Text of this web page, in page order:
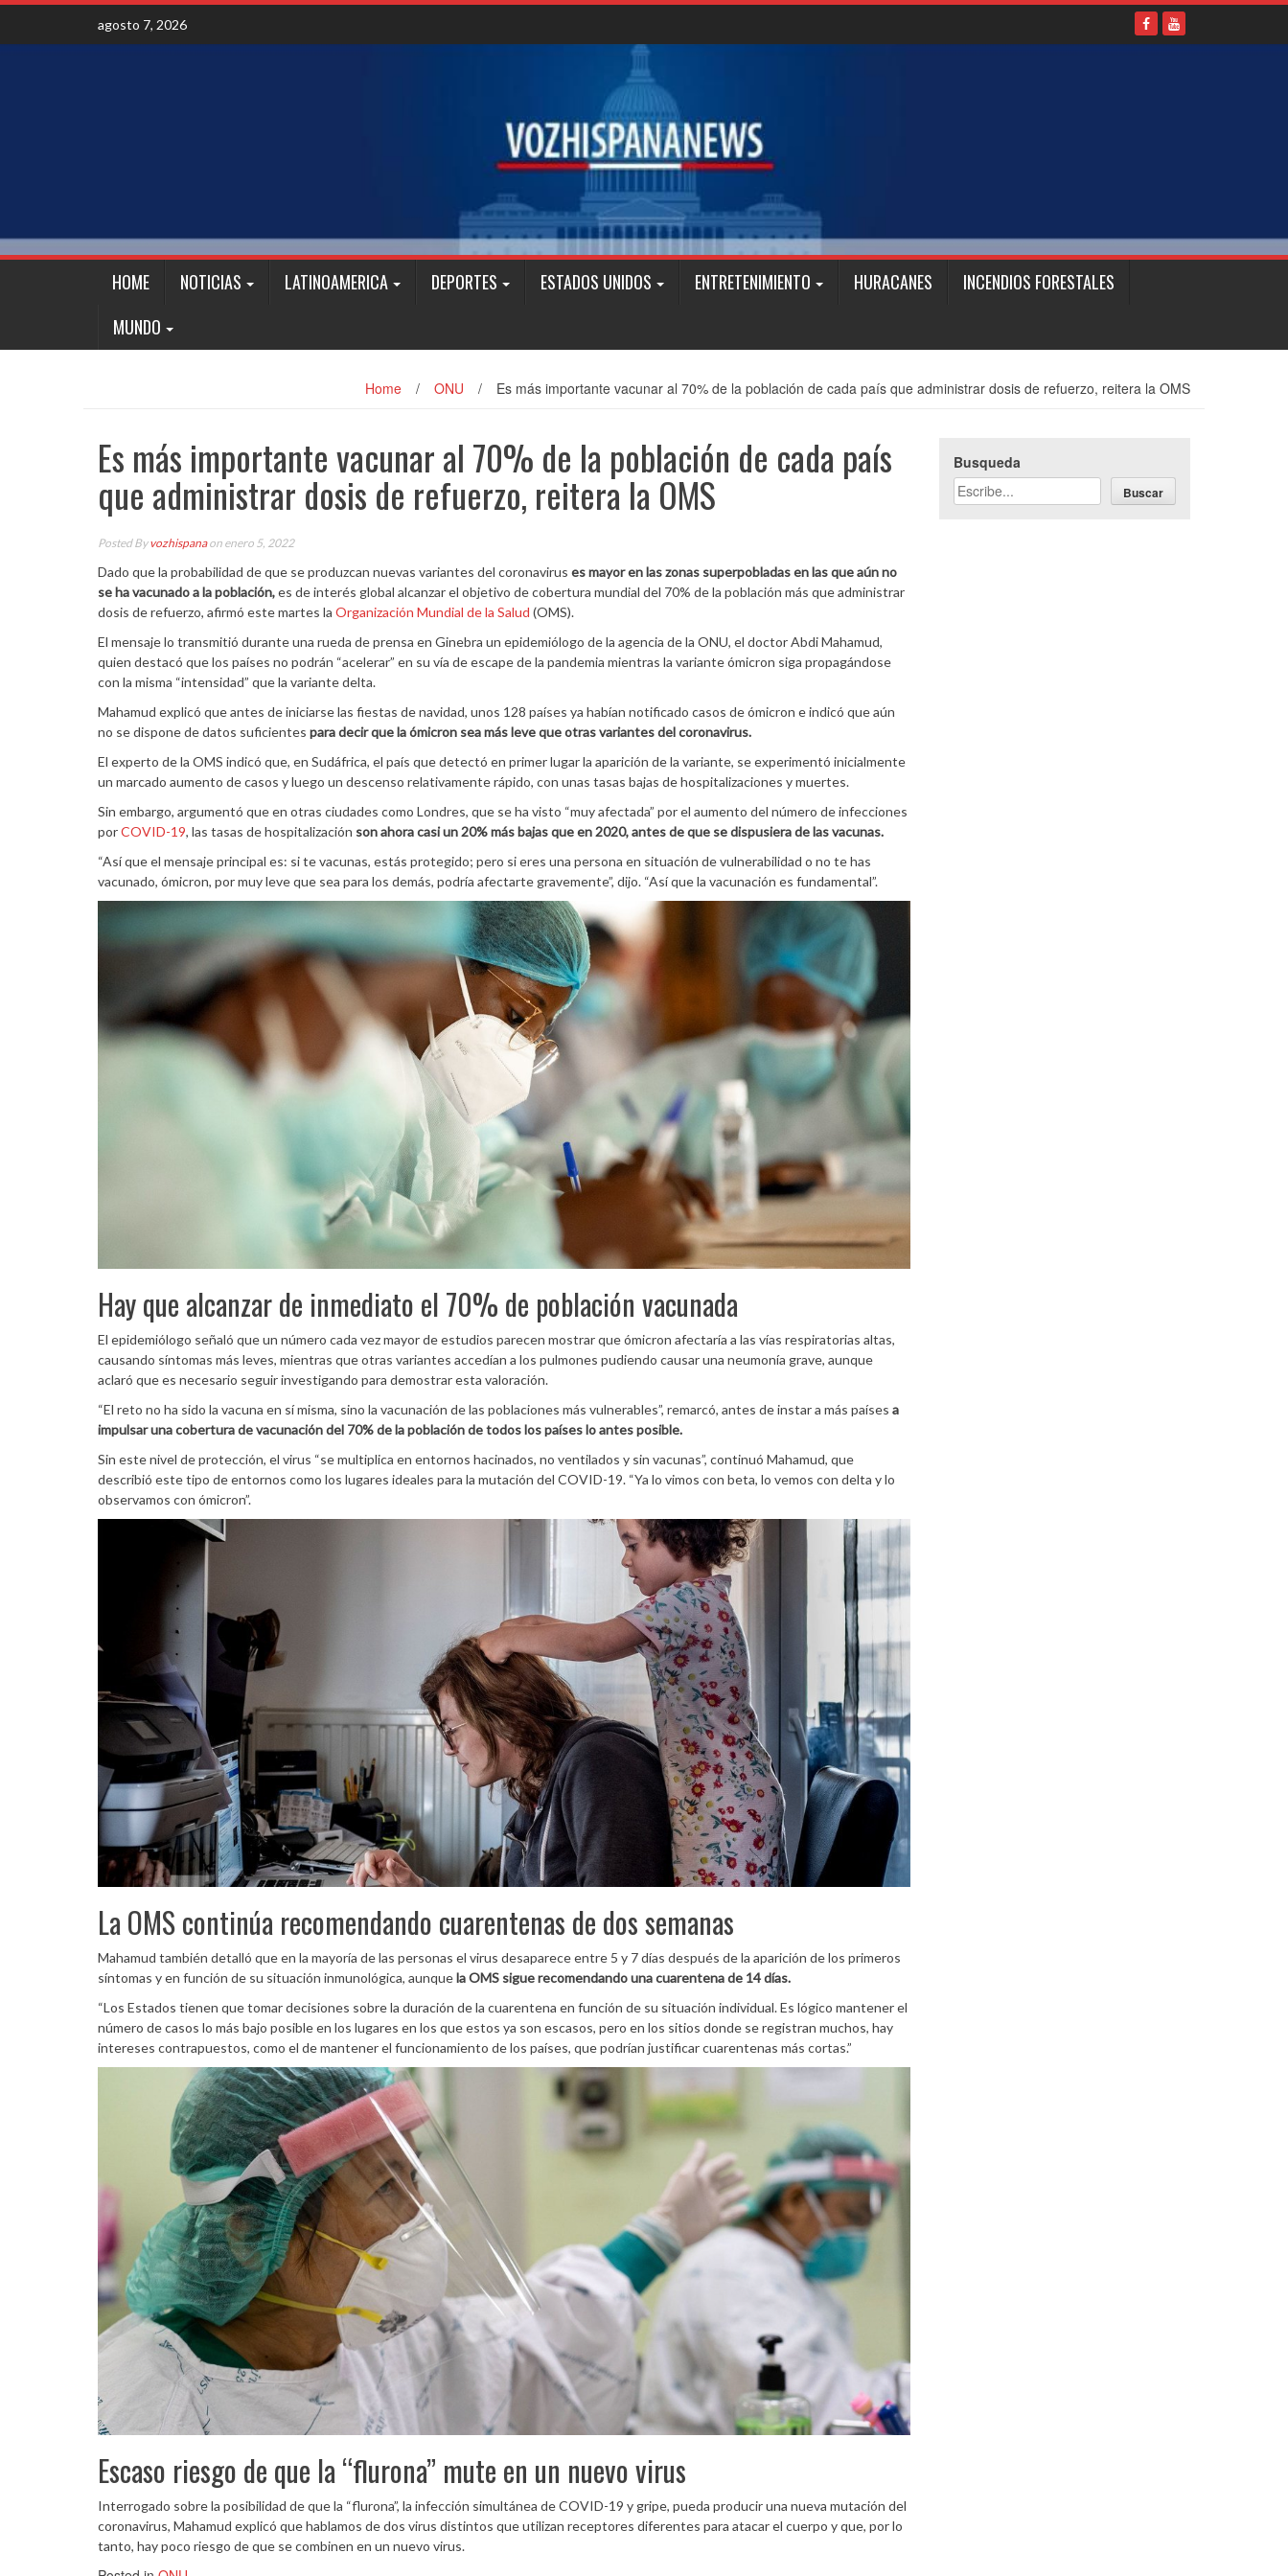
Skip
content
agosto 7, 2026
HOME NOTICIAS LATINOAMERICA DEPORTES ESTADOS UNIDOS ENTRETENIMIENTO HURACANES
INCENDIOS FORESTALES
MUNDO
Home / ONU / Es más importante vacunar al 70% de la población de cada país que administrar dosis de refuerzo, reitera la OMS
Es más importante vacunar al 70% de la población de cada país
que administrar dosis de refuerzo, reitera la OMS
Posted Byvozhispanaon enero 5, 2022
Dado que la probabilidad de que se produzcan nuevas variantes del coronavirus es mayor en las zonas superpobladas en las que aún no
se ha vacunado a la población,es de interés global alcanzar el objetivo de cobertura mundial del 70% de la población más que administrar
dosis de refuerzo, afirmó este martes la Organización Mundial de la Salud (OMS).
El mensaje lo transmitió durante una rueda de prensa en Ginebra un epidemiólogo de la agencia de la ONU, el doctor Abdi Mahamud,
quien destacó que los países no podrán “acelerar” en su vía de escape de la pandemia mientras la variante ómicron siga propagándose
con la misma “intensidad” que la variante delta.
Mahamud explicó que antes de iniciarse las fiestas de navidad, unos 128 países ya habían notificado casos de ómicron e indicó que aún
no se dispone de datos suficientes para decir que la ómicron sea más leve que otras variantes del coronavirus.
El experto de la OMS indicó que, en Sudáfrica, el país que detectó en primer lugar la aparición de la variante, se experimentó inicialmente
un marcado aumento de casos y luego un descenso relativamente rápido, con unas tasas bajas de hospitalizaciones y muertes.
Sin embargo, argumentó que en otras ciudades como Londres, que se ha visto “muy afectada” por el aumento del número de infecciones
porCOVID-19, las tasas de hospitalización son ahora casi un 20% más bajas que en 2020, antes de que se dispusiera de las vacunas.
“Así que el mensaje principal es: si te vacunas, estás protegido; pero si eres una persona en situación de vulnerabilidad o no te has
vacunado, ómicron, por muy leve que sea para los demás, podría afectarte gravemente”, dijo. “Así que la vacunación es fundamental”.
Hay que alcanzar de inmediato el 70% de población vacunada
El epidemiólogo señaló que un número cada vez mayor de estudios parecen mostrar que ómicron afectaría a las vías respiratorias altas,
causando síntomas más leves, mientras que otras variantes accedían a los pulmones pudiendo causar una neumonía grave, aunque
aclaró que es necesario seguir investigando para demostrar esta valoración.
“El reto no ha sido la vacuna en sí misma, sino la vacunación de las poblaciones más vulnerables”, remarcó, antes de instar a más países a
impulsar una cobertura de vacunación del 70% de la población de todos los países lo antes posible.
Sin este nivel de protección, el virus “se multiplica en entornos hacinados, no ventilados y sin vacunas”, continuó Mahamud, que
describió este tipo de entornos como los lugares ideales para la mutación del COVID-19. “Ya lo vimos con beta, lo vemos con delta y lo
observamos con ómicron”.
La OMS continúa recomendando cuarentenas de dos semanas
Mahamud también detalló que en la mayoría de las personas el virus desaparece entre 5 y 7 días después de la aparición de los primeros
síntomas y en función de su situación inmunológica, aunquela OMS sigue recomendando una cuarentena de 14 días.
“Los Estados tienen que tomar decisiones sobre la duración de la cuarentena en función de su situación individual. Es lógico mantener el
número de casos lo más bajo posible en los lugares en los que estos ya son escasos, pero en los sitios donde se registran muchos, hay
intereses contrapuestos, como el de mantener el funcionamiento de los países, que podrían justificar cuarentenas más cortas.”
Escaso riesgo de que la “flurona” mute en un nuevo virus
Interrogado sobre la posibilidad de que la “flurona”, la infección simultánea de COVID-19 y gripe, pueda producir una nueva mutación del
coronavirus, Mahamud explicó que hablamos de dos virus distintos que utilizan receptores diferentes para atacar el cuerpo y que, por lo
tanto, hay poco riesgo de que se combinen en un nuevo virus.
Busqueda
Buscar